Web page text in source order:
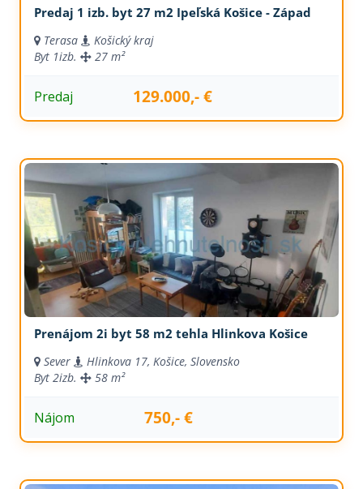
Predaj 1 izb. byt 27 m2 Ipeľská Košice - Západ
Terasa
Košický kraj
Byt 1izb. 27 m²
Predaj 129.000,- €
Prenájom 2i byt 58 m2 tehla Hlinkova Košice
Sever
Hlinkova 17, Košice, Slovensko
Byt 2izb. 58 m²
Nájom 750,- €